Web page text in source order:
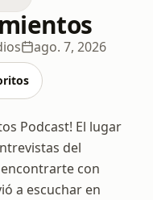
ago. 7, 2026
Podcast! El lugar
del
con
a escuchar en